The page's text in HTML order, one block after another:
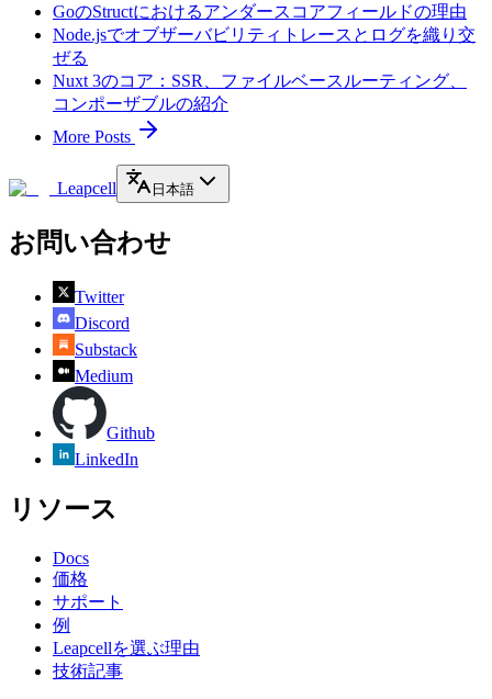
GoのStructにおけるアンダースコアフィールドの理由
Node.jsでオブザーバビリティトレースとログを織り交
ぜる
Nuxt 3のコア：SSR、ファイルベースルーティング、
コンポーザブルの紹介
More Posts
Leapcell 日本語
お問い合わせ
Twitter
Discord
Substack
Medium
Github
LinkedIn
リソース
Docs
価格
サポート
例
Leapcellを選ぶ理由
技術記事